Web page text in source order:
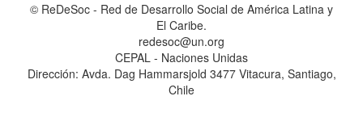
© ReDeSoc - Red de Desarrollo Social de América Latina y
El Caribe.
redesoc@un.org
CEPAL - Naciones Unidas
Dirección: Avda. Dag Hammarsjold 3477 Vitacura, Santiago,
Chile